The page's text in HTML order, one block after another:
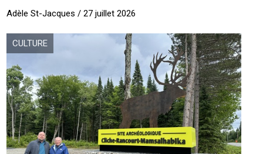
Adèle St-Jacques / 27 juillet 2026
CULTURE